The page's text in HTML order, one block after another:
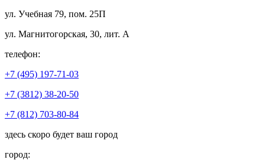
ул. Учебная 79, пом. 25П
ул. Магнитогорская, 30, лит. А
телефон:
+7 (495) 197-71-03
+7 (3812) 38-20-50
+7 (812) 703-80-84
здесь скоро будет ваш город
город: